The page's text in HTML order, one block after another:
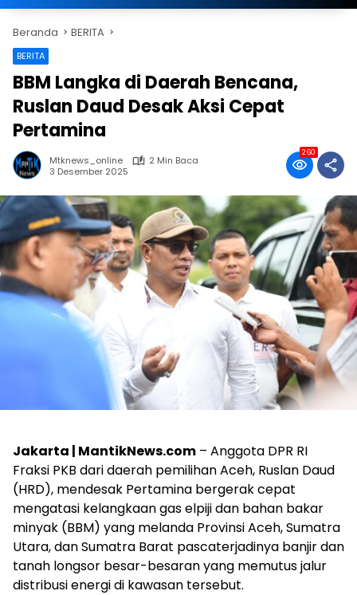
Beranda BERITA
BERITA
BBM Langka di Daerah Bencana,
Ruslan Daud Desak Aksi Cepat
Pertamina
Mtknews_online
2 Min Baca
3 Desember 2025
260
Jakarta | MantikNews.com – Anggota DPR RI
Fraksi PKB dari daerah pemilihan Aceh, Ruslan Daud
(HRD), mendesak Pertamina bergerak cepat
mengatasi kelangkaan gas elpiji dan bahan bakar
minyak (BBM) yang melanda Provinsi Aceh, Sumatra
Utara, dan Sumatra Barat pascaterjadinya banjir dan
tanah longsor besar-besaran yang memutus jalur
distribusi energi di kawasan tersebut.